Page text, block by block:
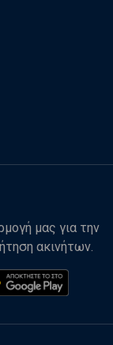
μας για την
ακινήτων.